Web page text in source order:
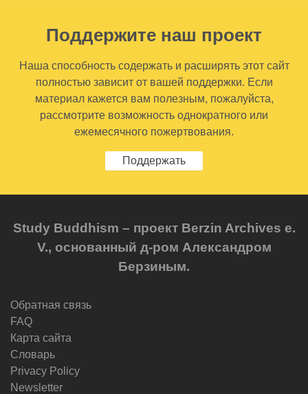
Поддержите наш проект
Наша способность содержать и расширять этот сайт
полностью зависит от вашей поддержки. Если
материал кажется вам полезным, пожалуйста,
рассмотрите возможность однократного или
ежемесячного пожертвования.
Поддержать
Study Buddhism – проект Berzin Archives e.
V., основанный д-ром Александром
Берзиным.
Обратная связь
FAQ
Карта сайта
Словарь
Privacy Policy
Newsletter